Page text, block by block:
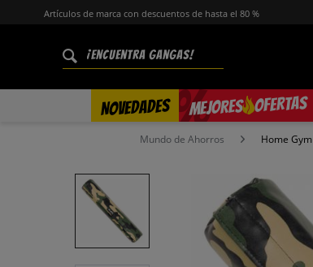
Artículos de marca con descuentos de hasta el 80 %
NOVEDADES MEJORES OFERTAS
%
Mundo de Ahorros Home Gym